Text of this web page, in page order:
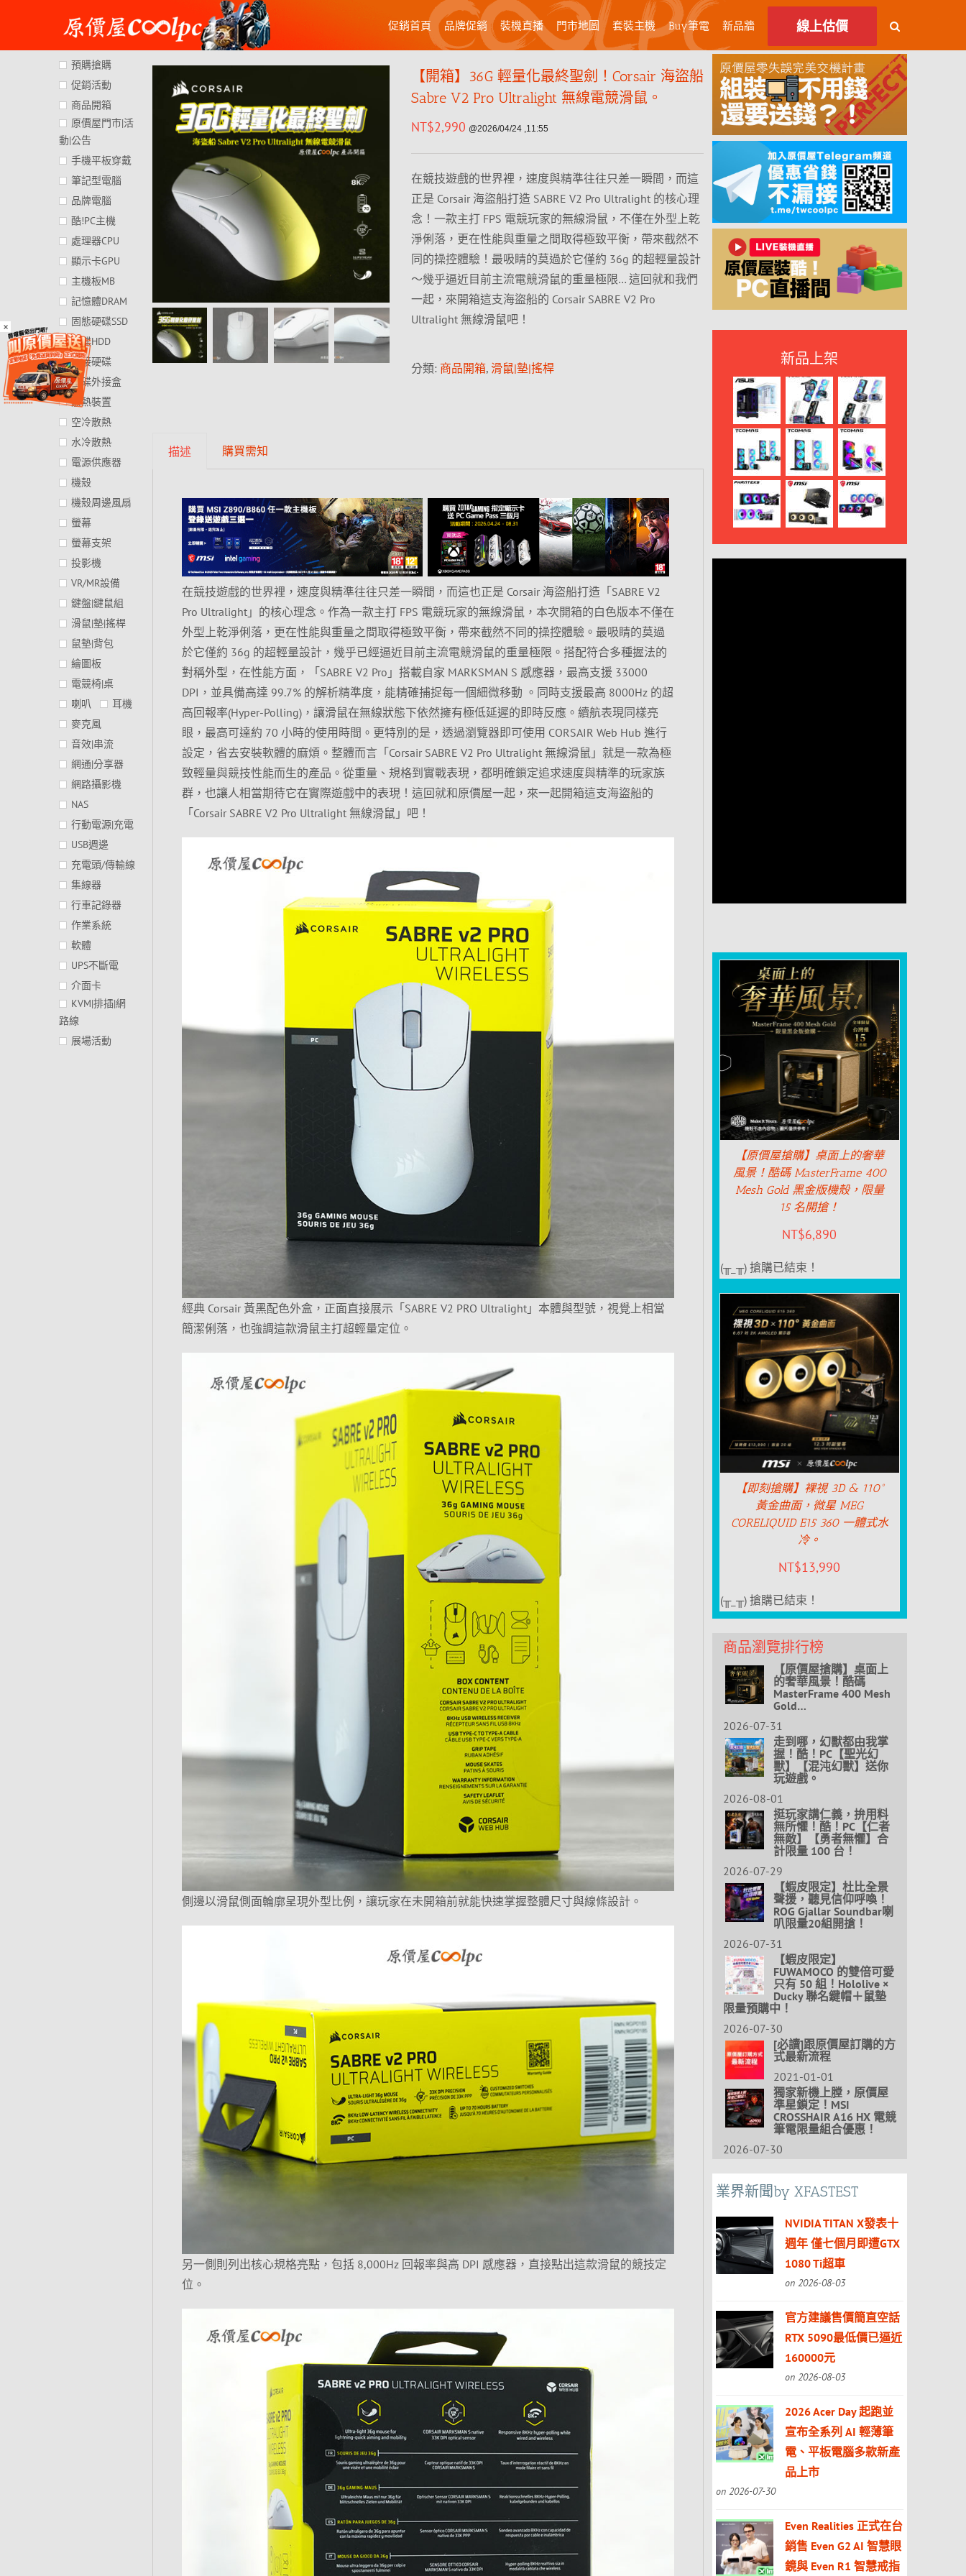
×
content
促銷首頁 品牌促銷 裝機直播 門市地圖 套裝主機 Buy筆電 新品牆 線上估價
【開箱】36G 輕量化最終聖劍！Corsair 海盜船
Sabre V2 Pro Ultralight 無線電競滑鼠。
NT$2,990 @2026/04/24 ,11:55
在競技遊戲的世界裡，速度與精準往往只差一瞬間，而這
正是 Corsair 海盜船打造 SABRE V2 Pro Ultralight 的核心理
念！一款主打 FPS 電競玩家的無線滑鼠，不僅在外型上乾
淨俐落，更在性能與重量之間取得極致平衡，帶來截然不
同的操控體驗！最吸睛的莫過於它僅約 36g 的超輕量設計
～幾乎逼近目前主流電競滑鼠的重量極限… 這回就和我們
一起，來開箱這支海盜船的 Corsair SABRE V2 Pro
Ultralight 無線滑鼠吧！
分類: 商品開箱, 滑鼠|墊|搖桿
描述 購買需知
在競技遊戲的世界裡，速度與精準往往只差一瞬間，而這也正是 Corsair 海盜船打造「SABRE V2
Pro Ultralight」的核心理念。作為一款主打 FPS 電競玩家的無線滑鼠，本次開箱的白色版本不僅在
外型上乾淨俐落，更在性能與重量之間取得極致平衡，帶來截然不同的操控體驗。最吸睛的莫過
於它僅約 36g 的超輕量設計，幾乎已經逼近目前主流電競滑鼠的重量極限。搭配符合多種握法的
對稱外型，在性能方面，「SABRE V2 Pro」搭載自家 MARKSMAN S 感應器，最高支援 33000
DPI，並具備高達 99.7% 的解析精準度，能精確捕捉每一個細微移動 。同時支援最高 8000Hz 的超
高回報率(Hyper-Polling)，讓滑鼠在無線狀態下依然擁有極低延遲的即時反應。續航表現同樣亮
眼，最高可達約 70 小時的使用時間。更特別的是，透過瀏覽器即可使用 CORSAIR Web Hub 進行
設定，省去安裝軟體的麻煩。整體而言「Corsair SABRE V2 Pro Ultralight 無線滑鼠」就是一款為極
致輕量與競技性能而生的產品。從重量、規格到實戰表現，都明確鎖定追求速度與精準的玩家族
群，也讓人相當期待它在實際遊戲中的表現！這回就和原價屋一起，來一起開箱這支海盜船的
「Corsair SABRE V2 Pro Ultralight 無線滑鼠」吧！
經典 Corsair 黃黑配色外盒，正面直接展示「SABRE V2 PRO Ultralight」本體與型號，視覺上相當
簡潔俐落，也強調這款滑鼠主打超輕量定位。
側邊以滑鼠側面輪廓呈現外型比例，讓玩家在未開箱前就能快速掌握整體尺寸與線條設計。
另一側則列出核心規格亮點，包括 8,000Hz 回報率與高 DPI 感應器，直接點出這款滑鼠的競技定
位。
預購搶購
促銷活動
商品開箱
原價屋門市|活
動|公告
手機平板穿戴
筆記型電腦
品牌電腦
酷!PC主機
處理器CPU
顯示卡GPU
主機板MB
記憶體DRAM
固態硬碟SSD
硬碟HDD
外接硬碟
硬碟外接盒
散熱裝置
空冷散熱
水冷散熱
電源供應器
機殼
機殼周邊風扇
螢幕
螢幕支架
投影機
VR/MR設備
鍵盤|鍵鼠組
滑鼠|墊|搖桿
鼠墊|背包
繪圖板
電競椅|桌
喇叭
耳機
麥克風
音效|串流
網通|分享器
網路攝影機
NAS
行動電源|充電
USB週邊
充電頭/傳輸線
集線器
行車記錄器
作業系統
軟體
UPS不斷電
介面卡
KVM|排插|網
路線
展場活動
新品上架
【原價屋搶購】桌面上的奢華
風景！酷碼 MasterFrame 400
Mesh Gold 黑金版機殼，限量
15 名開搶！
NT$6,890
(╥_╥) 搶購已結束！
【即刻搶購】裸視 3D & 110°
黃金曲面，微星 MEG
CORELIQUID E15 360 一體式水
冷。
NT$13,990
(╥_╥) 搶購已結束！
商品瀏覽排行榜
【原價屋搶購】桌面上
的奢華風景！酷碼
MasterFrame 400 Mesh
Gold…
2026-07-31
走到哪，幻獸都由我掌
握！酷！PC【聖光幻
獸】【混沌幻獸】送你
玩遊戲。
2026-08-01
挺玩家講仁義，拚用料
無所懼！酷！PC【仁者
無敵】【勇者無懼】合
計限量 100 台！
2026-07-29
【蝦皮限定】杜比全景
聲援，聽見信仰呼喚！
ROG Gjallar Soundbar喇
叭限量20組開搶！
2026-07-31
【蝦皮限定】
FUWAMOCO 的雙倍可愛
只有 50 組！Hololive ×
Ducky 聯名鍵帽＋鼠墊
限量預購中！
2026-07-30
[必讀]跟原價屋訂購的方
式最新流程
2021-01-01
獨家新機上膛，原價屋
準星鎖定！MSI
CROSSHAIR A16 HX 電競
筆電限量組合優惠！
2026-07-30
業界新聞by XFASTEST
NVIDIA TITAN X發表十
週年 僅七個月即遭GTX
1080 Ti超車
on 2026-08-03
官方建議售價簡直空話
RTX 5090最低價已逼近
160000元
on 2026-08-03
2026 Acer Day 起跑並
宣布全系列 AI 輕薄筆
電、平板電腦多款新產
品上市
on 2026-07-30
Even Realities 正式在台
銷售 Even G2 AI 智慧眼
鏡與 Even R1 智慧戒指